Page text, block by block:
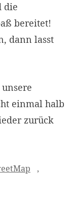
die
bereitet!
dann lasst
einmal halb
zurück
,